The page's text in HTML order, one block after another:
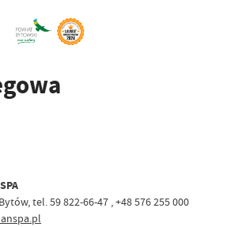
tel. 59 822-66-47 , +48 576 255 000